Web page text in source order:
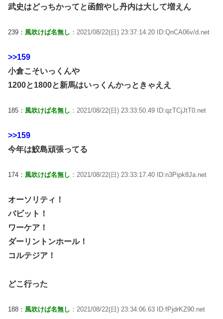
武史はどっちかってと函館やし丹内は大して増えん
239： 風吹けば名無し ：2021/08/22(日) 23:37:14.20 ID:QnCA06v/d.net
>>159
小倉こそいっくんや
1200と1800と新馬はいっくんかっときゃええ
185： 風吹けば名無し ：2021/08/22(日) 23:33:50.49 ID:qzTCjJtT0.net
>>159
今年は鮫島頑張ってる
174： 風吹けば名無し ：2021/08/22(日) 23:33:17.40 ID:n3Pipk8Ja.net
オーソリティ！
バビット！
ワーケア！
ダーリントンホール！
コルテジア！
どこ行った
188： 風吹けば名無し ：2021/08/22(日) 23:34:06.63 ID:fPjdrKZ90.net